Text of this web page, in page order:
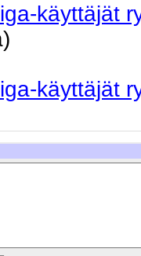
käyttäjät
käyttäjät